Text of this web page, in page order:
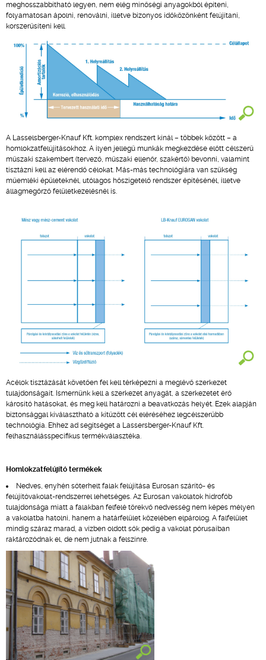
meghosszabbítható legyen, nem elég minőségi anyagokból építeni,
folyamatosan ápolni, renoválni, illetve bizonyos időközönként felújítani,
korszerűsíteni kell.
A Lasselsberger-Knauf Kft. komplex rendszert kínál – többek között – a
homlokzatfelújításokhoz. A ilyen jellegű munkák megkezdése előtt célszerű
műszaki szakembert (tervező, műszaki ellenőr, szakértő) bevonni, valamint
tisztázni kell az elérendő célokat. Más-más technológiára van szükség
műemléki épületeknél, utólagos hőszigetelő rendszer építésénél, illetve
állagmegőrző felületkezelésnél is.
Acélok tisztázását követően fel kell térképezni a meglévő szerkezet
tulajdonságait. Ismernünk kell a szerkezet anyagát, a szerkezetet érő
károsító hatásokat, és meg kell határozni a beavatkozás helyét. Ezek alapján
biztonsággal kiválasztható a kitűzött cél eléréséhez legcélszerűbb
technológia. Ehhez ad segítséget a Lassersberger-Knauf Kft.
felhasználásspecifikus termékválasztéka.
Homlokzatfelújító termékek
Nedves, enyhén sóterhelt falak felújítása Eurosan szárító- és
felújítóvakolat-rendszerrel lehetséges. Az Eurosan vakolatok hidrofób
tulajdonsága miatt a falakban felfelé törekvő nedvesség nem képes mélyen
a vakolatba hatolni, hanem a határfelület közelében elpárolog. A falfelület
mindig száraz marad, a vízben oldott sók pedig a vakolat pórusaiban
raktározódnak el, de nem jutnak a felszínre.